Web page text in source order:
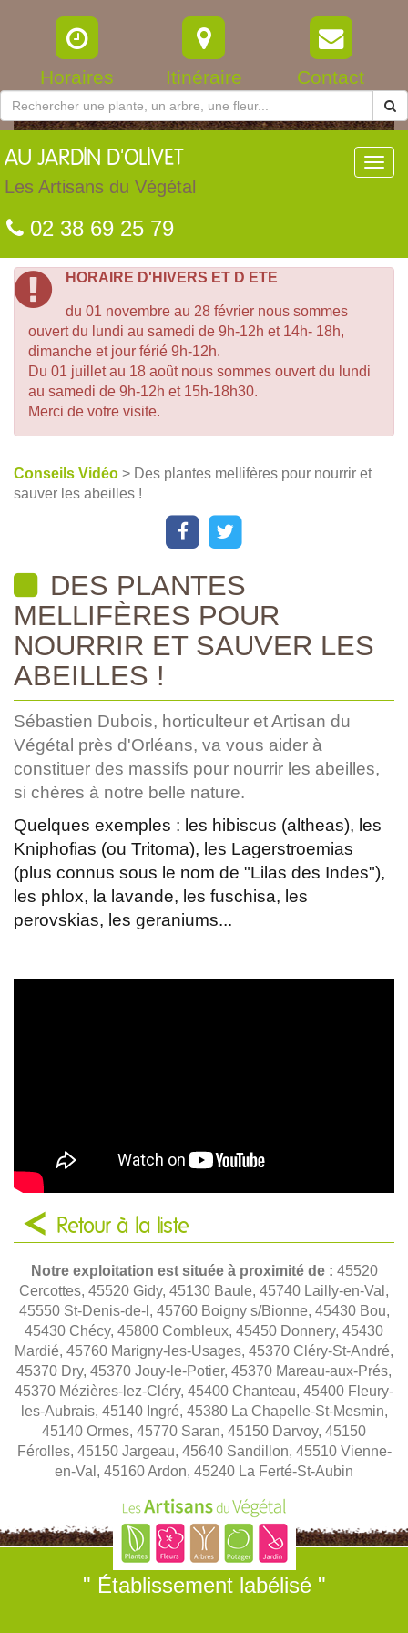
Horaires Itinéraire Contact
AU JARDIN D'OLIVET
Les Artisans du Végétal
02 38 69 25 79
HORAIRE D'HIVERS ET D ETE
du 01 novembre au 28 février nous sommes
ouvert du lundi au samedi de 9h-12h et 14h- 18h,
dimanche et jour férié 9h-12h.
Du 01 juillet au 18 août nous sommes ouvert du lundi
au samedi de 9h-12h et 15h-18h30.
Merci de votre visite.
Conseils Vidéo > Des plantes mellifères pour nourrir et
sauver les abeilles !
DES PLANTES
MELLIFÈRES POUR
NOURRIR ET SAUVER LES
ABEILLES !
Sébastien Dubois, horticulteur et Artisan du
Végétal près d'Orléans, va vous aider à
constituer des massifs pour nourrir les abeilles,
si chères à notre belle nature.
Quelques exemples : les hibiscus (altheas), les
Kniphofias (ou Tritoma), les Lagerstroemias
(plus connus sous le nom de "Lilas des Indes"),
les phlox, la lavande, les fuschisa, les
perovskias, les geraniums...
Retour à la liste
Notre exploitation est située à proximité de : 45520
Cercottes, 45520 Gidy, 45130 Baule, 45740 Lailly-en-Val,
45550 St-Denis-de-l, 45760 Boigny s/Bionne, 45430 Bou,
45430 Chécy, 45800 Combleux, 45450 Donnery, 45430
Mardié, 45760 Marigny-les-Usages, 45370 Cléry-St-André,
45370 Dry, 45370 Jouy-le-Potier, 45370 Mareau-aux-Prés,
45370 Mézières-lez-Cléry, 45400 Chanteau, 45400 Fleury-
les-Aubrais, 45140 Ingré, 45380 La Chapelle-St-Mesmin,
45140 Ormes, 45770 Saran, 45150 Darvoy, 45150
Férolles, 45150 Jargeau, 45640 Sandillon, 45510 Vienne-
en-Val, 45160 Ardon, 45240 La Ferté-St-Aubin
" Établissement labélisé "